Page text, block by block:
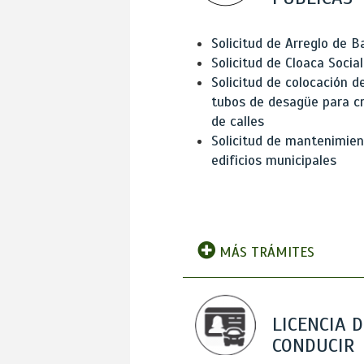
Solicitud de Arreglo de
Solicitud de Cloaca Social
Solicitud de colocación
tubos de desagüe para
de calles
Solicitud de
edificios municipales
MÁS TRÁMITES
LICENCIA
CONDUCIR